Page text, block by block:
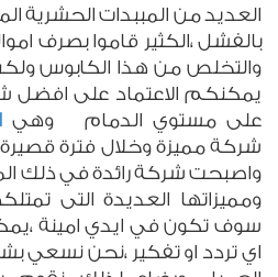
العديد من المببدات الحشرية
بالفشل ،الكثير قاموا بصرف
والتخلص من هذا الكابوس
يمكنكم الاعتماد على
على مستوي الدمام وهي
شركة مميزة وخلال فترة قصيرة
واصبحت شركة رائدة في ذلك
ومميزاتها العديدة التى
سوف تكون في ايدي امينة
اي تردد او تفكير ،نحن نسعي